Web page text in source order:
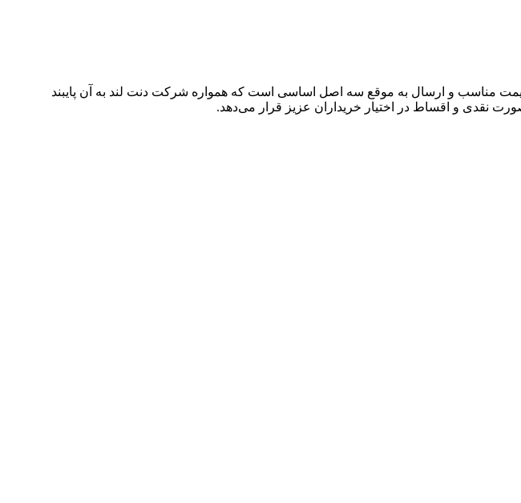
قیمت مناسب و ارسال به موقع سه اصل اساسی است که همواره شرکت دنت لند به آن پایبند
نقدی و اقساط در اختیار خریداران عزیز قرار می‌دهد.